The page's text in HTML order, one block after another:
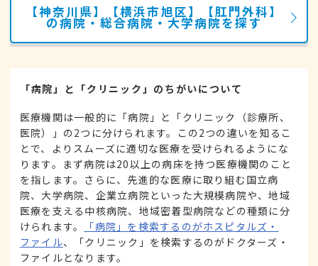
【神奈川県】【横浜市旭区】【肛門外科】
の病院・総合病院・大学病院を探す
「病院」と「クリニック」のちがいについて
医療機関は一般的に「病院」と「クリニック（診療所、
医院）」の2つに分けられます。この2つの違いを知るこ
とで、よりスムーズに適切な医療を受けられるようにな
ります。まず病院は20以上の病床を持つ医療機関のこと
を指します。さらに、先進的な医療に取り組む国立病
院、大学病院、企業立病院といった大規模病院や、地域
医療を支える中核病院、地域密着型病院などの種類に分
けられます。
「病院」を検索するのがホスピタルズ・
ファイル、「クリニック」を検索するのがドクターズ・
ファイルとなります。